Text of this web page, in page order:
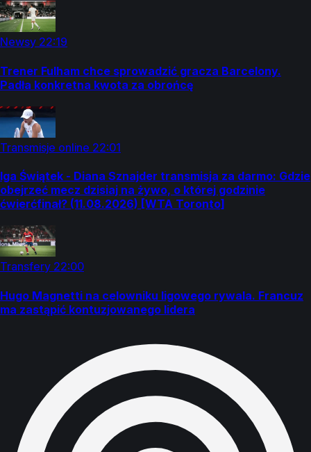
Newsy 22:19
Trener Fulham chce sprowadzić gracza Barcelony.
Padła konkretna kwota za obrońcę
Transmisje online 22:01
Iga Świątek - Diana Sznajder transmisja za darmo: Gdzie
obejrzeć mecz dzisiaj na żywo, o której godzinie
ćwierćfinał? (11.08.2026) [WTA Toronto]
Transfery 22:00
Hugo Magnetti na celowniku ligowego rywala. Francuz
ma zastąpić kontuzjowanego lidera